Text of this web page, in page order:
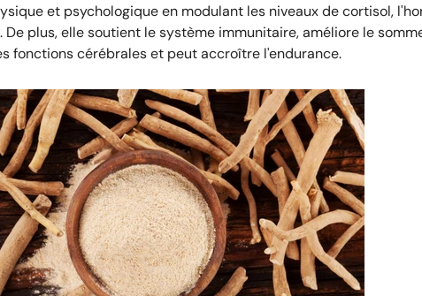
et psychologique en modulant les niveaux de cortisol,
De plus, elle soutient le système immunitaire, améliore le
fonctions cérébrales et peut accroître l'endurance.